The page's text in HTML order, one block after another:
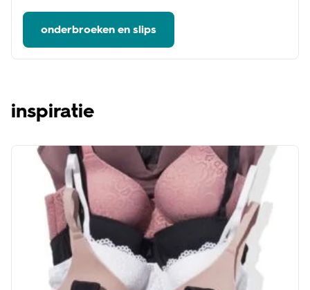
onderbroeken en slips
inspiratie